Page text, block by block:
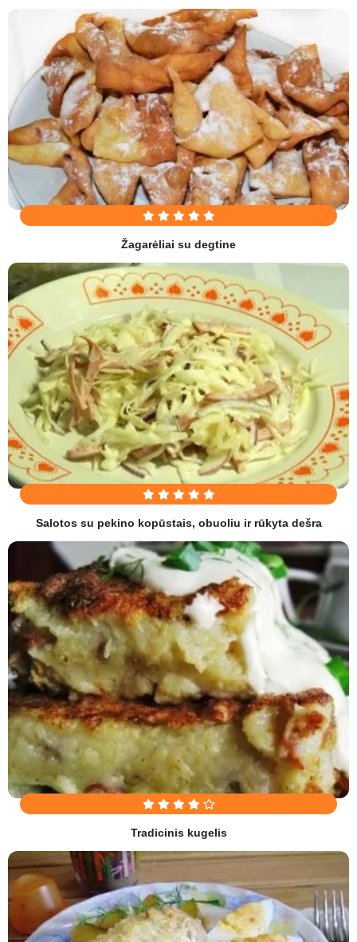
Žagarėliai su degtine
Salotos su pekino kopūstais, obuoliu ir rūkyta dešra
Tradicinis kugelis